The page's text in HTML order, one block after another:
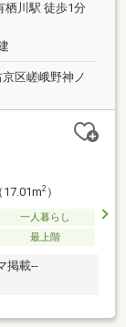
栖川駅 徒歩1分
区嵯峨野神ノ
2）
一人暮らし
最上階
掲載--